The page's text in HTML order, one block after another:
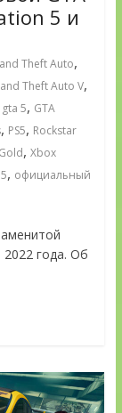
5 и
Theft Auto,
Theft Auto V,
gta 5, GTA
, PS5, Rockstar
, Xbox
, официальный
2022 года. Об